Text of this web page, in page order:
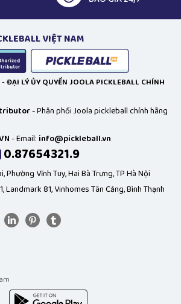
VIỆT NAM
ĐẠI LÝ ỦY QUYỀN JOOLA PICKLEBALL CHÍNH
- Phân phối Joola pickleball chính hãng
- Email: info@pickleball.vn
0.87654321.9
Phường Vĩnh Tuy, Hai Bà Trưng, TP Hà Nội
Landmark 81, Vinhomes Tân Cảng, Bình Thạnh